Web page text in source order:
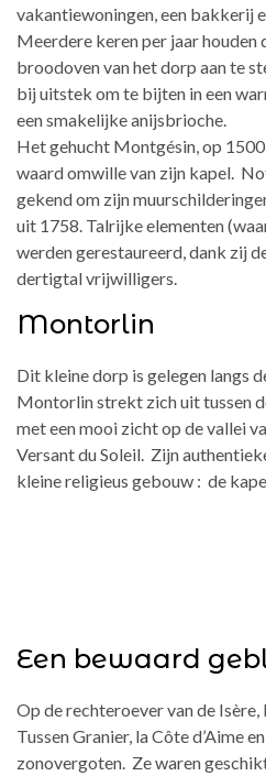
vakantiewoningen, een bakkerij
Meerdere keren per jaar houden
broodoven van het dorp aan te
bij uitstek om te bijten in een
een smakelijke anijsbrioche.
Het gehucht Montgésin, op
waard omwille van zijn kapel.
gekend om zijn
uit 1758. Talrijke elementen
werden gerestaureerd, dank zij
dertigtal vrijwilligers.
Montorlin
Dit kleine dorp is gelegen langs
Montorlin strekt zich uit tussen
met een mooi zicht op de vallei
Versant du Soleil. Zijn
kleine religieus gebouw : de
Een bewaard
Op de rechteroever van de
Tussen Granier, la Côte d’Aime
zonovergoten. Ze waren